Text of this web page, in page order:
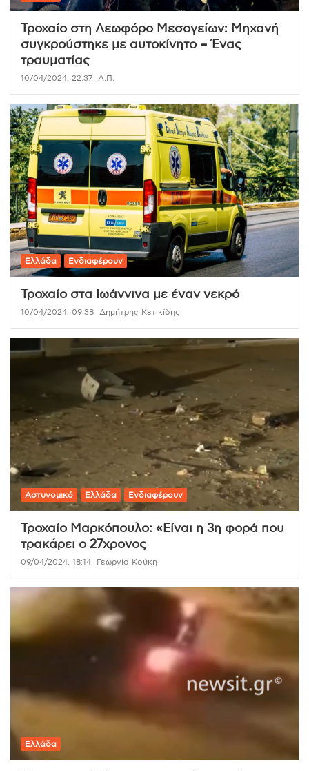
Τροχαίο στη Λεωφόρο Μεσογείων: Μηχανή
συγκρούστηκε με αυτοκίνητο – Ένας
τραυματίας
10/04/2024, 22:37 Α.Π.
Ελλάδα Ενδιαφέρουν
Τροχαίο στα Ιωάννινα με έναν νεκρό
10/04/2024, 09:38 Δημήτρης Κετικίδης
Αστυνομικό Ελλάδα Ενδιαφέρουν
Τροχαίο Μαρκόπουλο: «Είναι η 3η φορά που
τρακάρει ο 27χρονος
09/04/2024, 18:14 Γεωργία Κούκη
Ελλάδα